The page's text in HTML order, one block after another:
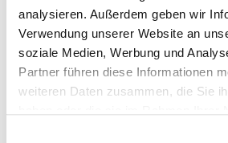
analysieren. Außerdem geben wir
Verwendung unserer Website an
soziale Medien, Werbung und
Partner führen diese Informationen
weiteren Daten zusammen, die Sie
Vorheriger Artikel
12 nordnorwegische Erlebnisse
10. November 2014